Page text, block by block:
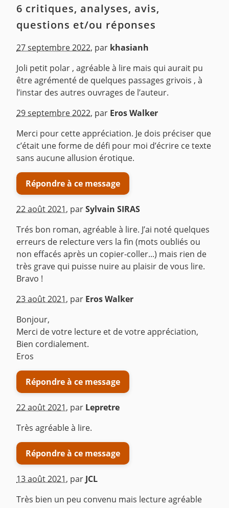
6 critiques, analyses, avis,
questions et/ou réponses
27 septembre 2022, par khasianh
Joli petit polar , agréable à lire mais qui aurait pu
être agrémenté de quelques passages grivois , à
l’instar des autres ouvrages de l’auteur.
^
29 septembre 2022, par Eros Walker
Merci pour cette appréciation. Je dois préciser que
c’était une forme de défi pour moi d’écrire ce texte
sans aucune allusion érotique.
Répondre à ce message
22 août 2021, parSylvain SIRAS
Trés bon roman, agréable à lire. J’ai noté quelques
erreurs de relecture vers la fin (mots oubliés ou
non effacés après un copier-coller...) mais rien de
très grave qui puisse nuire au plaisir de vous lire.
Bravo !
^
23 août 2021, par Eros Walker
Bonjour,
Merci de votre lecture et de votre appréciation,
Bien cordialement.
Eros
Répondre à ce message
22 août 2021, par Lepretre
Très agréable à lire.
Répondre à ce message
13 août 2021, par JCL
Très bien un peu convenu mais lecture agréable